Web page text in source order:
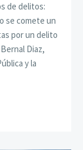
de delitos:
se comete un
por un delito
Diaz,
y la